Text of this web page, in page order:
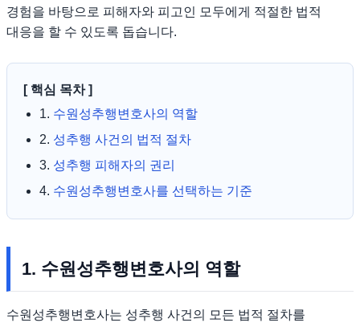
경험을 바탕으로 피해자와 피고인 모두에게 적절한 법적
대응을 할 수 있도록 돕습니다.
[ 핵심 목차 ]
1. 수원성추행변호사의 역할
2. 성추행 사건의 법적 절차
3. 성추행 피해자의 권리
4. 수원성추행변호사를 선택하는 기준
1. 수원성추행변호사의 역할
수원성추행변호사는 성추행 사건의 모든 법적 절차를